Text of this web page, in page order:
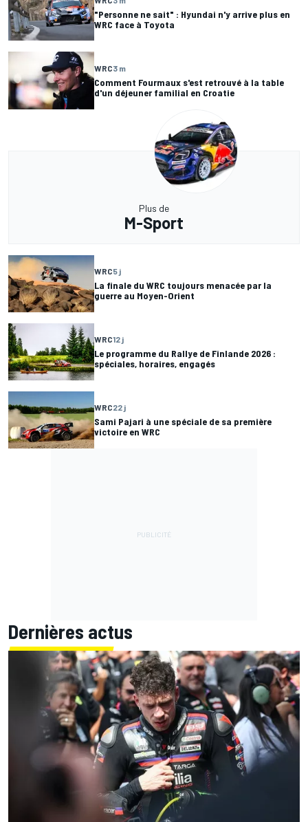
"Personne ne sait" : Hyundai n'y arrive plus en
WRC face à Toyota
WRC3 m
Comment Fourmaux s'est retrouvé à la table
d'un déjeuner familial en Croatie
Plus de
M-Sport
WRC5 j
La finale du WRC toujours menacée par la
guerre au Moyen-Orient
WRC12 j
Le programme du Rallye de Finlande 2026 :
spéciales, horaires, engagés
WRC22 j
Sami Pajari à une spéciale de sa première
victoire en WRC
Dernières actus